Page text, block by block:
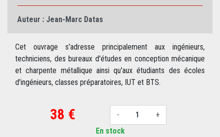
Auteur : Jean-Marc Datas
Cet ouvrage s'adresse principalement aux ingénieurs,
techniciens, des bureaux d'études en conception mécanique
et charpente métallique ainsi qu'aux étudiants des écoles
d'ingénieurs, classes préparatoires, IUT et BTS.
38 € - +
En stock